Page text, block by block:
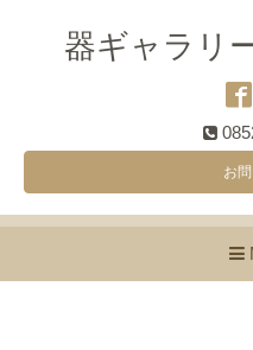
器ギャラリ
お